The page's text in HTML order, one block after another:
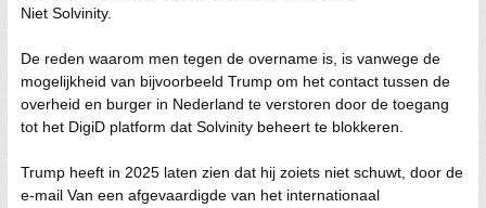
Niet Solvinity.
De reden waarom men tegen de overname is, is vanwege de
mogelijkheid van bijvoorbeeld Trump om het contact tussen de
overheid en burger in Nederland te verstoren door de toegang
tot het DigiD platform dat Solvinity beheert te blokkeren.
Trump heeft in 2025 laten zien dat hij zoiets niet schuwt, door de
e-mail Van een afgevaardigde van het internationaal